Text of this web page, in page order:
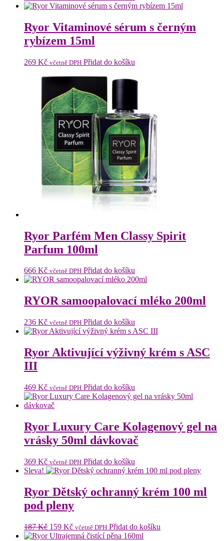
Ryor Vitaminové sérum s černým
rybízem 15ml
269 Kč včetně DPH Přidat do košíku
Ryor Parfém Men Classy Spirit
Parfum 100ml
666 Kč včetně DPH Přidat do košíku
RYOR samoopalovací mléko 200ml
236 Kč včetně DPH Přidat do košíku
Ryor Aktivující výživný krém s ASC
III
469 Kč včetně DPH Přidat do košíku
Ryor Luxury Care Kolagenový gel na
vrásky 50ml dávkovač
369 Kč včetně DPH Přidat do košíku
Sleva!
Ryor Dětský ochranný krém 100 ml
pod pleny
187Kč Původní
cena
159 KčAktuální
cena
včetně DPH Přidat do košíku